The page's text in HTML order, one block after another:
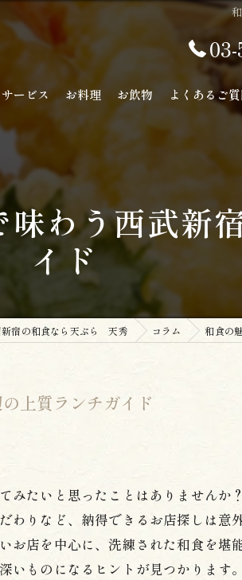
サービス お料理 お飲物 よくあるご
わう西武新
イド
新宿の和食なら天ぷら 天秀 コラム 和食の
上質ランチガイド
たいと思ったことはありません
りなど、納得できるお店探しは意
店を中心に、洗練された和食を
いものになるヒントが見つかります